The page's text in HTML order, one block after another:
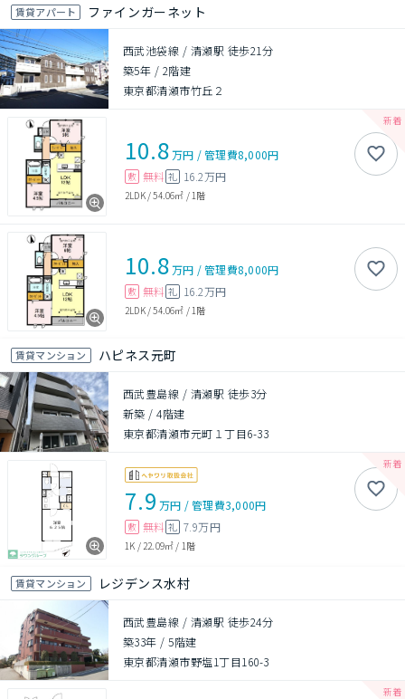
賃貸アパート ファインガーネット
西武池袋線 / 清瀬駅 徒歩21分
築5年 / 2階建
東京都清瀬市竹丘２
10.8万円 /管理費8,000円
敷 無料 礼 16.2万円
2LDK/54.06㎡ / 1階
10.8万円 /管理費8,000円
敷 無料 礼 16.2万円
2LDK/54.06㎡ / 1階
賃貸マンション ハピネス元町
西武豊島線 / 清瀬駅 徒歩3分
新築 /4階建
東京都清瀬市元町１丁目6-33
7.9 万円 /管理費3,000円
敷 無料 礼 7.9万円
1K /22.09㎡ / 1階
賃貸マンション レジデンス水村
西武豊島線 / 清瀬駅 徒歩24分
築33年 /5階建
東京都清瀬市野塩1丁目160-3